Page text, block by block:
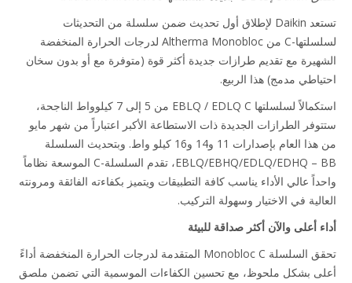
تستعد Daikin لإطلاق أول تحديث ضمن سلسلة من التحديثات
لسلسلتها-C من Altherma Monobloc لدرجات الحرارة المنخفضة
مع تقديم طرازات جديدة أكثر قوة (متوفرة مع أو بدون سخان
مدمج) هذا الربيع.
استكمالاً لسلسلتها EBLQ / EDLQ C من 5 إلى 7 كيلوواط الناجحة،
الطرازات الجديدة ذات الاستطاعة الأكبر اعتباراً من شهر مايو
من هذا العام بإصدارات 11 و14 و16 كيلو واط. وبتحديث السلسلة
EBLQ/EBHQ/EDLQ/EDHQ – BB، تقدم السلسلة-C الموسعة نظاماً
عالي الأداء يناسب كافة التطبيقات ويتميز بكفاءته الفائقة ومرونته
في الاختيار وسهولة التركيب.
أعلى والآن أكثر صداقة للبيئة
تحقق السلسلة Monobloc C المتقدمة لدرجات الحرارة المنخفضة أداءً
بشكل ملحوظ، مع تحسين الكفاءات الموسمية التي تضمن ملصق